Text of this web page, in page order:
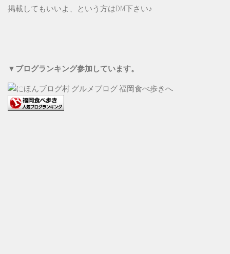
掲載してもいいよ、という方はDM下さい♪
▼ブログランキング参加しています。